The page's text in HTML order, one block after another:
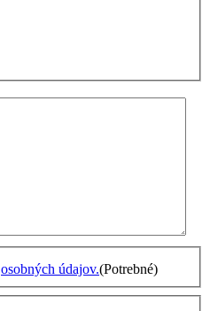
osobných údajov.(Potrebné)